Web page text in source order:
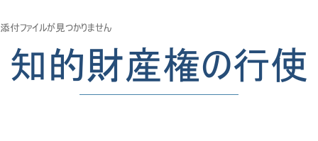
添付ファイルが見つかりません
知的財産権の行使